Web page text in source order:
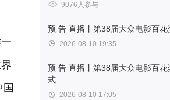
9076人参与
预 告 直播丨第38届大众电影百
2026-08-10 19:35
预 告 直播丨第38届大众电影百
式
2026-08-10 17:05